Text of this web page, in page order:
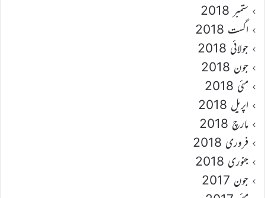
ستمبر 2018
اگست 2018
جولائی 2018
جون 2018
مئی 2018
اپریل 2018
مارچ 2018
فروری 2018
جنوری 2018
جون 2017